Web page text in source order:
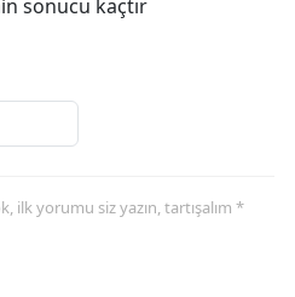
sonucu kaçtır
ilk yorumu siz yazın, tartışalım *